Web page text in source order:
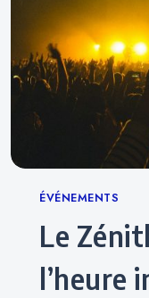
Categories
ÉVÉNEMENTS
Le Zénith de Paris à
l’heure